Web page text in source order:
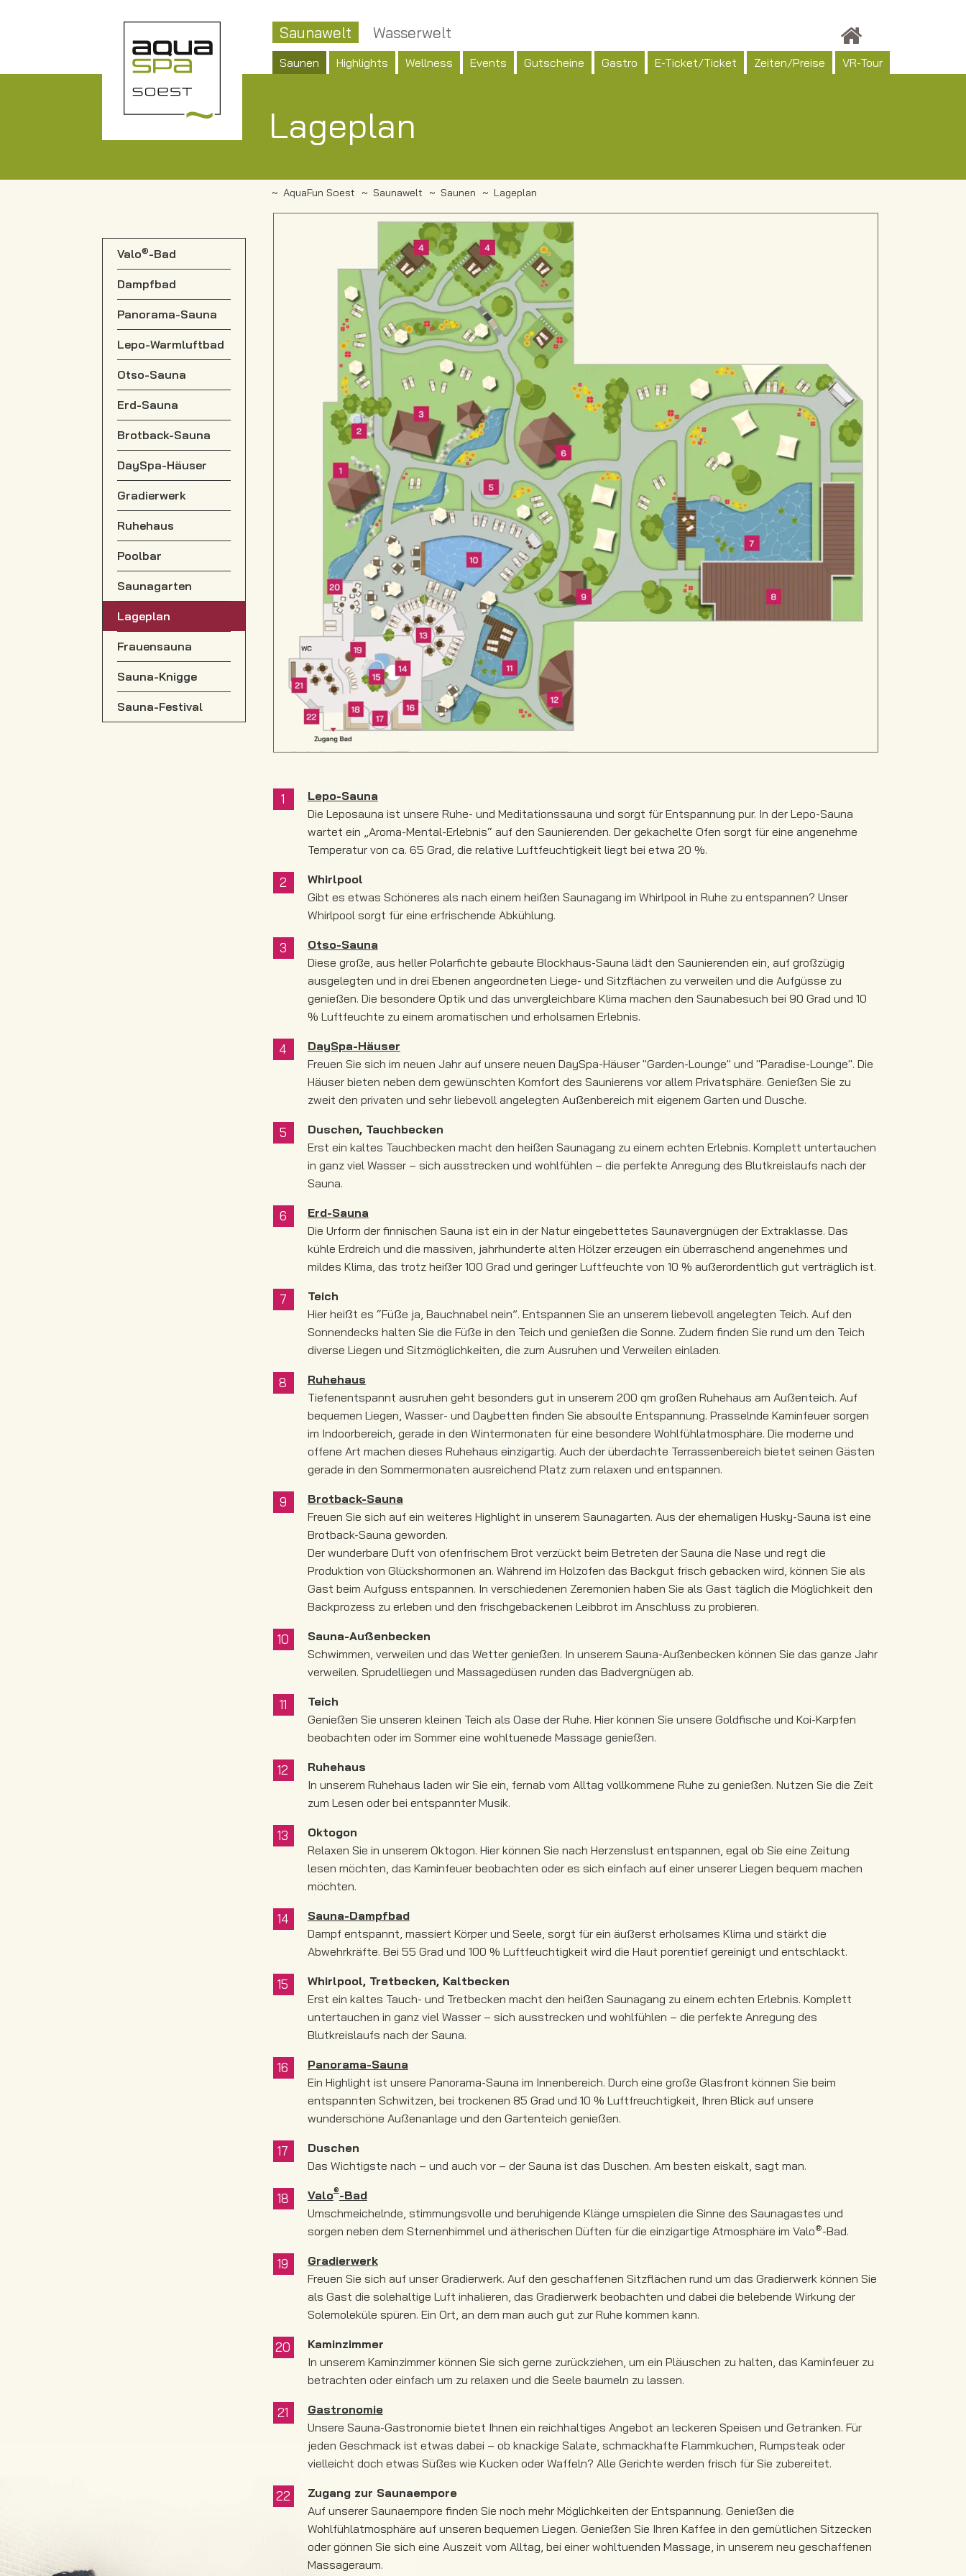
Saunawelt
Saunen Highlights Wellness Events Gutscheine Gastro E-Ticket/Ticket Zeiten/Preise VR-Tour
Wasserwelt
Lageplan
AquaFun Soest Saunawelt Saunen Lageplan
Lepo-Sauna
Die Leposauna ist unsere Ruhe- und Meditationssauna und sorgt für Entspannung pur. In der Lepo-Sauna
wartet ein „Aroma-Mental-Erlebnis“ auf den Saunierenden. Der gekachelte Ofen sorgt für eine angenehme
Temperatur von ca. 65 Grad, die relative Luftfeuchtigkeit liegt bei etwa 20 %.
Whirlpool
Gibt es etwas Schöneres als nach einem heißen Saunagang im Whirlpool in Ruhe zu entspannen? Unser
Whirlpool sorgt für eine erfrischende Abkühlung.
Otso-Sauna
Diese große, aus heller Polarfichte gebaute Blockhaus-Sauna lädt den Saunierenden ein, auf großzügig
ausgelegten und in drei Ebenen angeordneten Liege- und Sitzflächen zu verweilen und die Aufgüsse zu
genießen. Die besondere Optik und das unvergleichbare Klima machen den Saunabesuch bei 90 Grad und 10
% Luftfeuchte zu einem aromatischen und erholsamen Erlebnis.
DaySpa-Häuser
Freuen Sie sich im neuen Jahr auf unsere neuen DaySpa-Häuser "Garden-Lounge" und "Paradise-Lounge". Die
Häuser bieten neben dem gewünschten Komfort des Saunierens vor allem Privatsphäre. Genießen Sie zu
zweit den privaten und sehr liebevoll angelegten Außenbereich mit eigenem Garten und Dusche.
Duschen, Tauchbecken
Erst ein kaltes Tauchbecken macht den heißen Saunagang zu einem echten Erlebnis. Komplett untertauchen
in ganz viel Wasser – sich ausstrecken und wohlfühlen – die perfekte Anregung des Blutkreislaufs nach der
Sauna.
Erd-Sauna
Die Urform der finnischen Sauna ist ein in der Natur eingebettetes Saunavergnügen der Extraklasse. Das
kühle Erdreich und die massiven, jahrhunderte alten Hölzer erzeugen ein überraschend angenehmes und
mildes Klima, das trotz heißer 100 Grad und geringer Luftfeuchte von 10 % außerordentlich gut verträglich ist.
Teich
Hier heißt es “Füße ja, Bauchnabel nein”. Entspannen Sie an unserem liebevoll angelegten Teich. Auf den
Sonnendecks halten Sie die Füße in den Teich und genießen die Sonne. Zudem finden Sie rund um den Teich
diverse Liegen und Sitzmöglichkeiten, die zum Ausruhen und Verweilen einladen.
Ruhehaus
Tiefenentspannt ausruhen geht besonders gut in unserem 200 qm großen Ruhehaus am Außenteich. Auf
bequemen Liegen, Wasser- und Daybetten finden Sie absoulte Entspannung. Prasselnde Kaminfeuer sorgen
im Indoorbereich, gerade in den Wintermonaten für eine besondere Wohlfühlatmosphäre. Die moderne und
offene Art machen dieses Ruhehaus einzigartig. Auch der überdachte Terrassenbereich bietet seinen Gästen
gerade in den Sommermonaten ausreichend Platz zum relaxen und entspannen.
Brotback-Sauna
Freuen Sie sich auf ein weiteres Highlight in unserem Saunagarten. Aus der ehemaligen Husky-Sauna ist eine
Brotback-Sauna geworden.
Der wunderbare Duft von ofenfrischem Brot verzückt beim Betreten der Sauna die Nase und regt die
Produktion von Glückshormonen an. Während im Holzofen das Backgut frisch gebacken wird, können Sie als
Gast beim Aufguss entspannen. In verschiedenen Zeremonien haben Sie als Gast täglich die Möglichkeit den
Backprozess zu erleben und den frischgebackenen Leibbrot im Anschluss zu probieren.
Sauna-Außenbecken
Schwimmen, verweilen und das Wetter genießen. In unserem Sauna-Außenbecken können Sie das ganze Jahr
verweilen. Sprudelliegen und Massagedüsen runden das Badvergnügen ab.
Teich
Genießen Sie unseren kleinen Teich als Oase der Ruhe. Hier können Sie unsere Goldfische und Koi-Karpfen
beobachten oder im Sommer eine wohltuenede Massage genießen.
Ruhehaus
In unserem Ruhehaus laden wir Sie ein, fernab vom Alltag vollkommene Ruhe zu genießen. Nutzen Sie die Zeit
zum Lesen oder bei entspannter Musik.
Oktogon
Relaxen Sie in unserem Oktogon. Hier können Sie nach Herzenslust entspannen, egal ob Sie eine Zeitung
lesen möchten, das Kaminfeuer beobachten oder es sich einfach auf einer unserer Liegen bequem machen
möchten.
Sauna-Dampfbad
Dampf entspannt, massiert Körper und Seele, sorgt für ein äußerst erholsames Klima und stärkt die
Abwehrkräfte. Bei 55 Grad und 100 % Luftfeuchtigkeit wird die Haut porentief gereinigt und entschlackt.
Whirlpool, Tretbecken, Kaltbecken
Erst ein kaltes Tauch- und Tretbecken macht den heißen Saunagang zu einem echten Erlebnis. Komplett
untertauchen in ganz viel Wasser – sich ausstrecken und wohlfühlen – die perfekte Anregung des
Blutkreislaufs nach der Sauna.
Panorama-Sauna
Ein Highlight ist unsere Panorama-Sauna im Innenbereich. Durch eine große Glasfront können Sie beim
entspannten Schwitzen, bei trockenen 85 Grad und 10 % Luftfreuchtigkeit, Ihren Blick auf unsere
wunderschöne Außenanlage und den Gartenteich genießen.
Duschen
Das Wichtigste nach – und auch vor – der Sauna ist das Duschen. Am besten eiskalt, sagt man.
Valo®-Bad
Umschmeichelnde, stimmungsvolle und beruhigende Klänge umspielen die Sinne des Saunagastes und
sorgen neben dem Sternenhimmel und ätherischen Düften für die einzigartige Atmosphäre im Valo®-Bad.
Gradierwerk
Freuen Sie sich auf unser Gradierwerk. Auf den geschaffenen Sitzflächen rund um das Gradierwerk können Sie
als Gast die solehaltige Luft inhalieren, das Gradierwerk beobachten und dabei die belebende Wirkung der
Solemoleküle spüren. Ein Ort, an dem man auch gut zur Ruhe kommen kann.
Kaminzimmer
In unserem Kaminzimmer können Sie sich gerne zurückziehen, um ein Pläuschen zu halten, das Kaminfeuer zu
betrachten oder einfach um zu relaxen und die Seele baumeln zu lassen.
Gastronomie
Unsere Sauna-Gastronomie bietet Ihnen ein reichhaltiges Angebot an leckeren Speisen und Getränken. Für
jeden Geschmack ist etwas dabei – ob knackige Salate, schmackhafte Flammkuchen, Rumpsteak oder
vielleicht doch etwas Süßes wie Kucken oder Waffeln? Alle Gerichte werden frisch für Sie zubereitet.
Zugang zur Saunaempore
Auf unserer Saunaempore finden Sie noch mehr Möglichkeiten der Entspannung. Genießen die
Wohlfühlatmosphäre auf unseren bequemen Liegen. Genießen Sie Ihren Kaffee in den gemütlichen Sitzecken
oder gönnen Sie sich eine Auszeit vom Alltag, bei einer wohltuenden Massage, in unserem neu geschaffenen
Massageraum.
Valo®-Bad
Dampfbad
Panorama-Sauna
Lepo-Warmluftbad
Otso-Sauna
Erd-Sauna
Brotback-Sauna
DaySpa-Häuser
Gradierwerk
Ruhehaus
Poolbar
Saunagarten
Lageplan
Frauensauna
Sauna-Knigge
Sauna-Festival